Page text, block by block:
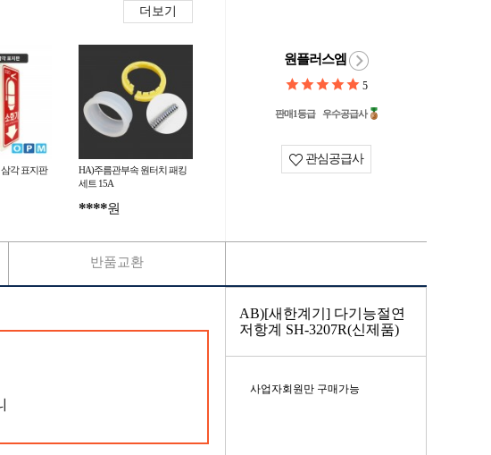
더보기
각 표지판
HA)주름관부속 원터치 패킹
세트 15A
****원
원플러스엠
5
판매1등급 우수공급사
관심공급사
반품교환
AB)[새한계기] 다기능절연
저항계 SH-3207R(신제품)
사업자회원만 구매가능